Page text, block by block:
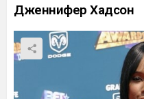
Дженнифер Хадсон